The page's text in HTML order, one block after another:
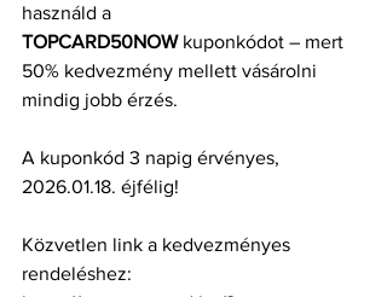
használd a
TOPCARD50NOW kuponkódot – mert
50% kedvezmény mellett vásárolni
mindig jobb érzés.
A kuponkód 3 napig érvényes,
2026.01.18. éjfélig!
Közvetlen link a kedvezményes
rendeléshez: